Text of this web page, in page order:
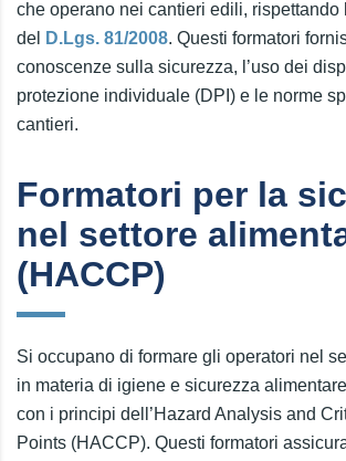
che operano nei cantieri edili, rispettando
del
D.Lgs. 81/2008. Questi formatori
conoscenze sulla sicurezza, l’uso dei
protezione individuale (DPI) e le norme
cantieri.
Formatori per la
nel settore
(HACCP)
Si occupano di formare gli operatori nel
in materia di igiene e sicurezza
con i principi dell’Hazard Analysis and
Points (HACCP). Questi formatori